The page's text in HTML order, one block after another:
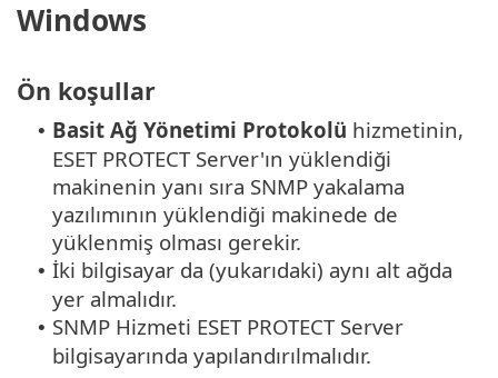
Windows
Ön koşullar
• Basit Ağ Yönetimi Protokolü hizmetinin,
ESET PROTECT Server'ın yüklendiği
makinenin yanı sıra SNMP yakalama
yazılımının yüklendiği makinede de
yüklenmiş olması gerekir.
• İki bilgisayar da (yukarıdaki) aynı alt ağda
yer almalıdır.
• SNMP Hizmeti ESET PROTECT Server
bilgisayarında yapılandırılmalıdır.